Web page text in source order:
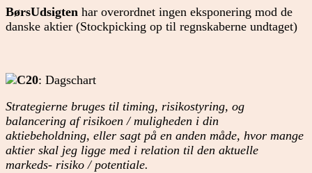
BørsUdsigten har overordnet ingen eksponering mod de
danske aktier (Stockpicking op til regnskaberne undtaget)
C20: Dagschart
Strategierne bruges til timing, risikostyring, og
balancering af risikoen / muligheden i din
aktiebeholdning, eller sagt på en anden måde, hvor mange
aktier skal jeg ligge med i relation til den aktuelle
markeds- risiko / potentiale.